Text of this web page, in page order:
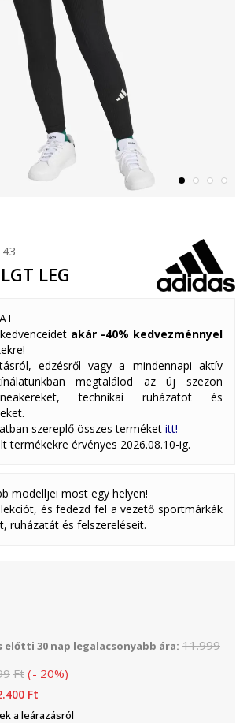
LEG
akár -40% kedvezménnyel
edzésről vagy a mindennapi aktív
megtalálod az új szezon
technikai ruházatot és
szereplő összes terméket itt!
termékekre érvényes 2026.08.10-ig.
modelljei most egy helyen!
és fedezd fel a vezető sportmárkák
ruházatát és felszereléseit.
előtti 30 nap legalacsonyabb ára: 11.999
Ft (- 20%)
Ft
a leárazásról